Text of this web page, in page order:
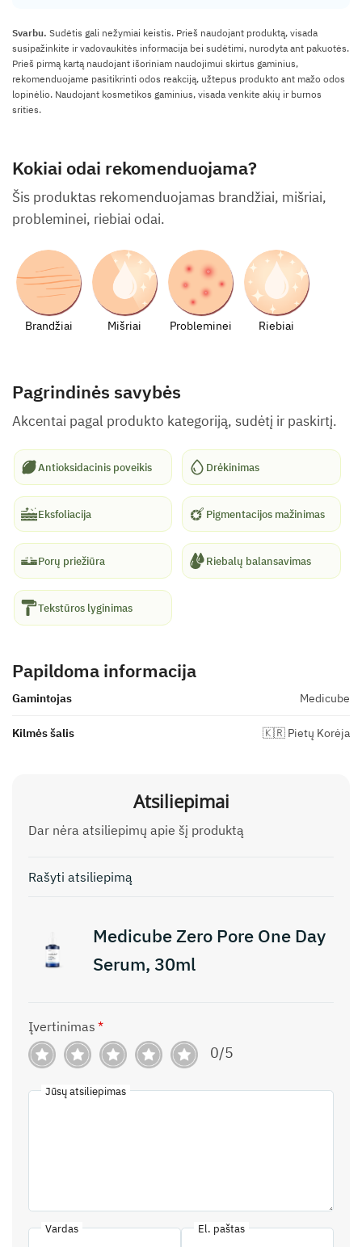
Svarbu. Sudėtis gali nežymiai keistis. Prieš naudojant produktą, visada
susipažinkite ir vadovaukitės informacija bei sudėtimi, nurodyta ant pakuotės.
Prieš pirmą kartą naudojant išoriniam naudojimui skirtus gaminius,
rekomenduojame pasitikrinti odos reakciją, užtepus produkto ant mažo odos
lopinėlio. Naudojant kosmetikos gaminius, visada venkite akių ir burnos
srities.
Kokiai odai rekomenduojama?
Šis produktas rekomenduojamas brandžiai, mišriai,
probleminei, riebiai odai.
Brandžiai Mišriai Probleminei Riebiai
Pagrindinės savybės
Akcentai pagal produkto kategoriją, sudėtį ir paskirtį.
Antioksidacinis poveikis Drėkinimas
Eksfoliacija Pigmentacijos mažinimas
Porų priežiūra Riebalų balansavimas
Tekstūros lyginimas
Papildoma informacija
Gamintojas Medicube
Kilmės šalis 🇰🇷 Pietų Korėja
Atsiliepimai
Dar nėra atsiliepimų apie šį produktą
Rašyti atsiliepimą
Medicube Zero Pore One Day
Serum, 30ml
Įvertinimas *
0/5
Jūsų atsiliepimas
Vardas El. paštas